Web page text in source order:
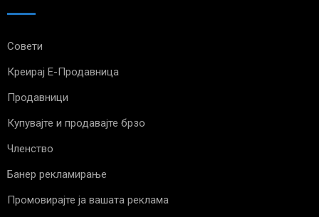
Совети
Креирај Е-Продавница
Продавници
Купувајте и продавајте брзо
Членство
Банер рекламирање
Промовирајте ја вашата реклама